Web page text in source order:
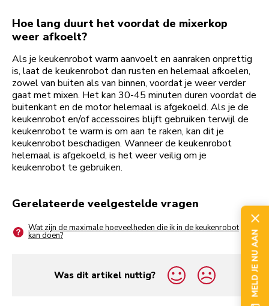
Hoe lang duurt het voordat de mixerkop
weer afkoelt?
Als je keukenrobot warm aanvoelt en aanraken onprettig
is, laat de keukenrobot dan rusten en helemaal afkoelen,
zowel van buiten als van binnen, voordat je weer verder
gaat met mixen. Het kan 30-45 minuten duren voordat de
buitenkant en de motor helemaal is afgekoeld. Als je de
keukenrobot en/of accessoires blijft gebruiken terwijl de
keukenrobot te warm is om aan te raken, kan dit je
keukenrobot beschadigen. Wanneer de keukenrobot
helemaal is afgekoeld, is het weer veilig om je
keukenrobot te gebruiken.
Gerelateerde veelgestelde vragen
Wat zijn de maximale hoeveelheden die ik in de keukenrobot
kan doen?
Was dit artikel nuttig?
yes
no MELD JE NU AAN